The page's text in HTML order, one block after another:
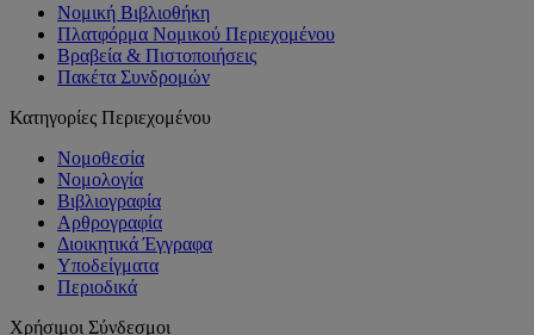
Νομική Βιβλιοθήκη
Πλατφόρμα Νομικού Περιεχομένου
Βραβεία & Πιστοποιήσεις
Πακέτα Συνδρομών
Κατηγορίες Περιεχομένου
Νομοθεσία
Νομολογία
Βιβλιογραφία
Αρθρογραφία
Διοικητικά Έγγραφα
Υποδείγματα
Περιοδικά
Χρήσιμοι Σύνδεσμοι